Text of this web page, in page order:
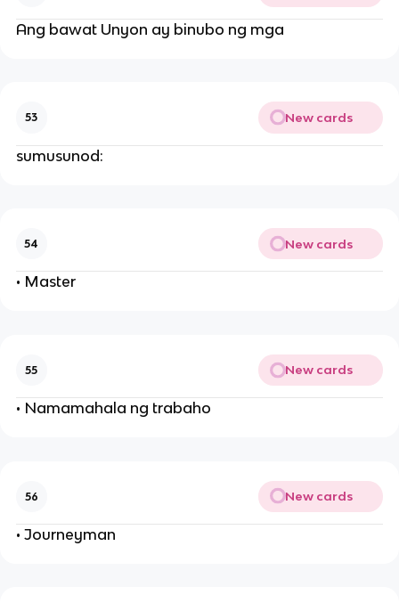
Ang bawat Unyon ay binubo ng mga
53 New cards
sumusunod:
54 New cards
• Master
55 New cards
• Namamahala ng trabaho
56 New cards
• Journeyman